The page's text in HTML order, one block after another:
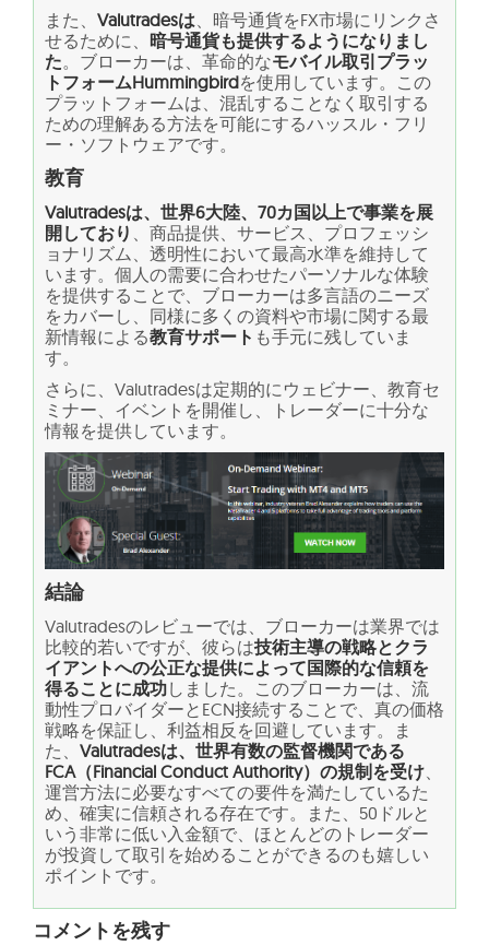
また、 Valutradesは 、暗号通貨をFX市場にリンクさ
せるために、 暗号通貨も提供するようになりまし
た。ブローカーは、革命的なモバイル取引プラッ
トフォームHummingbirdを使用しています。この
プラットフォームは、混乱することなく取引する
ための理解ある方法を可能にするハッスル・フリ
ー・ソフトウェアです。
教育
Valutradesは、世界6大陸、70カ国以上で事業を展
開しており
、商品提供、サービス、プロフェッシ
ョナリズム、透明性において最高水準を維持して
います。個人の需要に合わせたパーソナルな体験
を提供することで、ブローカーは多言語のニーズ
をカバーし、同様に多くの資料や市場に関する最
新情報による教育サポート も手元に残していま
す。
さらに、Valutradesは定期的にウェビナー、教育セ
ミナー、イベントを開催し、トレーダーに十分な
情報を提供しています。
結論
Valutradesのレビューでは、ブローカーは業界では
比較的若いですが、彼らは技術主導の戦略とクラ
イアントへの公正な提供によって国際的な信頼を
得ることに成功しました。このブローカーは、流
動性プロバイダーとECN接続することで、真の価格
戦略を保証し、利益相反を回避しています。ま
た、 Valutradesは、世界有数の監督機関である
FCA（Financial Conduct Authority）の規制を受け、
運営方法に必要なすべての要件を満たしているた
め、確実に信頼される存在です。また、50ドルと
いう非常に低い入金額で、ほとんどのトレーダー
が投資して取引を始めることができるのも嬉しい
ポイントです。
コメントを残す